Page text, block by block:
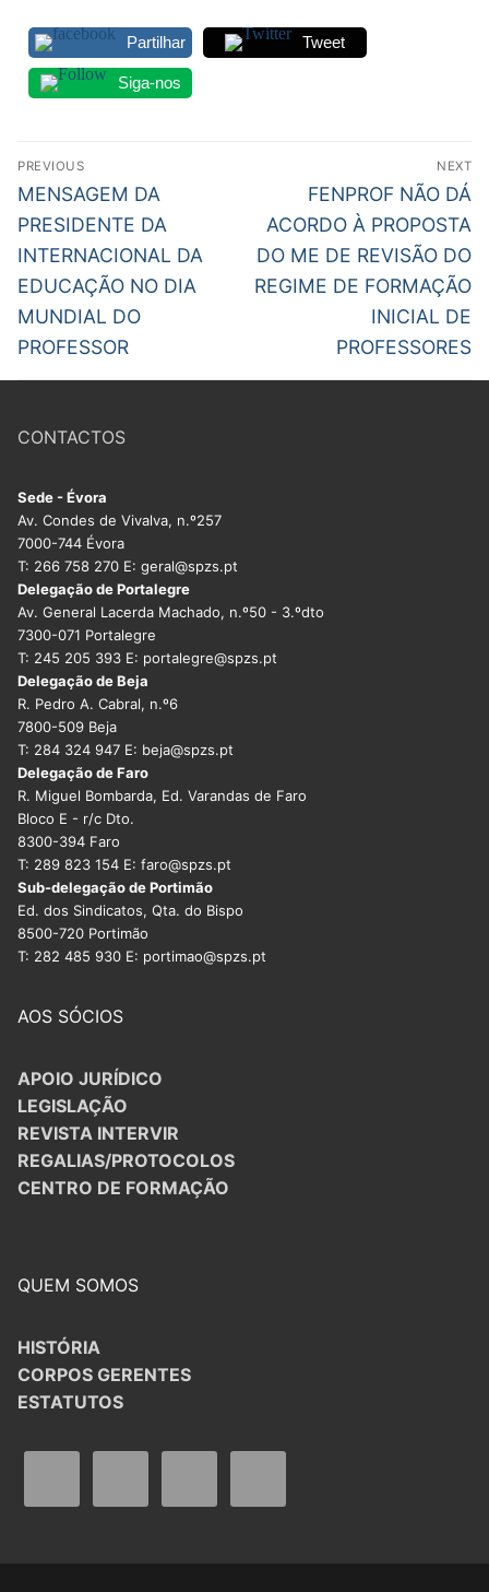
Partilhar Tweet
Siga-nos
Navegação
de
artigos
PREVIOUS
Previous
post:
MENSAGEM DA
PRESIDENTE DA
INTERNACIONAL DA
EDUCAÇÃO NO DIA
MUNDIAL DO
PROFESSOR
NEXT
Next
post:
FENPROF NÃO DÁ
ACORDO À PROPOSTA
DO ME DE REVISÃO DO
REGIME DE FORMAÇÃO
INICIAL DE
PROFESSORES
CONTACTOS
Sede - Évora
Av. Condes de Vivalva, n.º257
7000-744 Évora
T: 266 758 270 E: geral@spzs.pt
Delegação de Portalegre
Av. General Lacerda Machado, n.º50 - 3.ºdto
7300-071 Portalegre
T: 245 205 393 E: portalegre@spzs.pt
Delegação de Beja
R. Pedro A. Cabral, n.º6
7800-509 Beja
T: 284 324 947 E: beja@spzs.pt
Delegação de Faro
R. Miguel Bombarda, Ed. Varandas de Faro
Bloco E - r/c Dto.
8300-394 Faro
T: 289 823 154 E: faro@spzs.pt
Sub-delegação de Portimão
Ed. dos Sindicatos, Qta. do Bispo
8500-720 Portimão
T: 282 485 930 E: portimao@spzs.pt
AOS SÓCIOS
APOIO JURÍDICO
LEGISLAÇÃO
REVISTA INTERVIR
REGALIAS/PROTOCOLOS
CENTRO DE FORMAÇÃO
QUEM SOMOS
HISTÓRIA
CORPOS GERENTES
ESTATUTOS